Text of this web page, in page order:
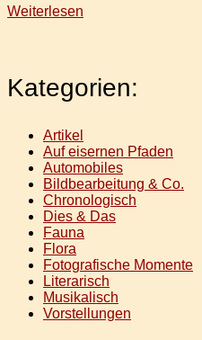
Weiterlesen
Kategorien:
Artikel
Auf eisernen Pfaden
Automobiles
Bildbearbeitung & Co.
Chronologisch
Dies & Das
Fauna
Flora
Fotografische Momente
Literarisch
Musikalisch
Vorstellungen